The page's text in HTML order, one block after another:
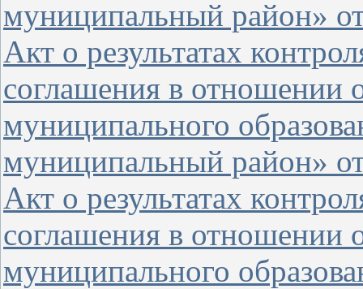
муниципальный район»
Акт о результатах
соглашения в отношении
муниципального
муниципальный район»
Акт о результатах
соглашения в отношении
муниципального